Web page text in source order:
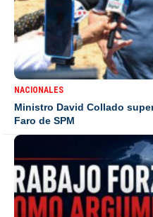
NACIONALES
Ministro David Collado
Faro de SPM